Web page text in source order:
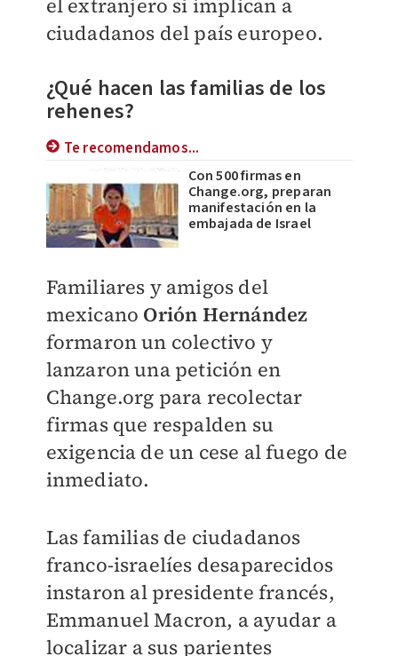
ciudadanos del país europeo.
¿Qué hacen las familias de los
rehenes?
Te recomendamos...
Con 500 firmas en
Change.org, preparan
manifestación en la
embajada de Israel
Familiares y amigos del
mexicano Orión Hernández
formaron un colectivo y
lanzaron una petición en
Change.org para recolectar
firmas que respalden su
exigencia de un cese al fuego de
inmediato.
Las familias de ciudadanos
franco-israelíes desaparecidos
instaron al presidente francés,
Emmanuel Macron, a ayudar a
localizar a sus parientes